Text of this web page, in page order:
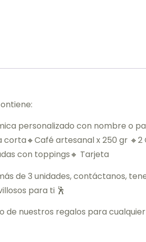
personalizado con nombre o
artesanal x 250 gr 🔸2
con toppings🔸 Tarjeta
de 3 unidades, contáctanos,
para ti 🕺
de nuestros regalos para cualquier